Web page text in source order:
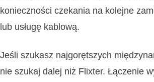
konieczności czekania na kolejne
lub usługę kablową.
Jeśli szukasz najgorętszych
nie szukaj dalej niż Flixter. Łączenie